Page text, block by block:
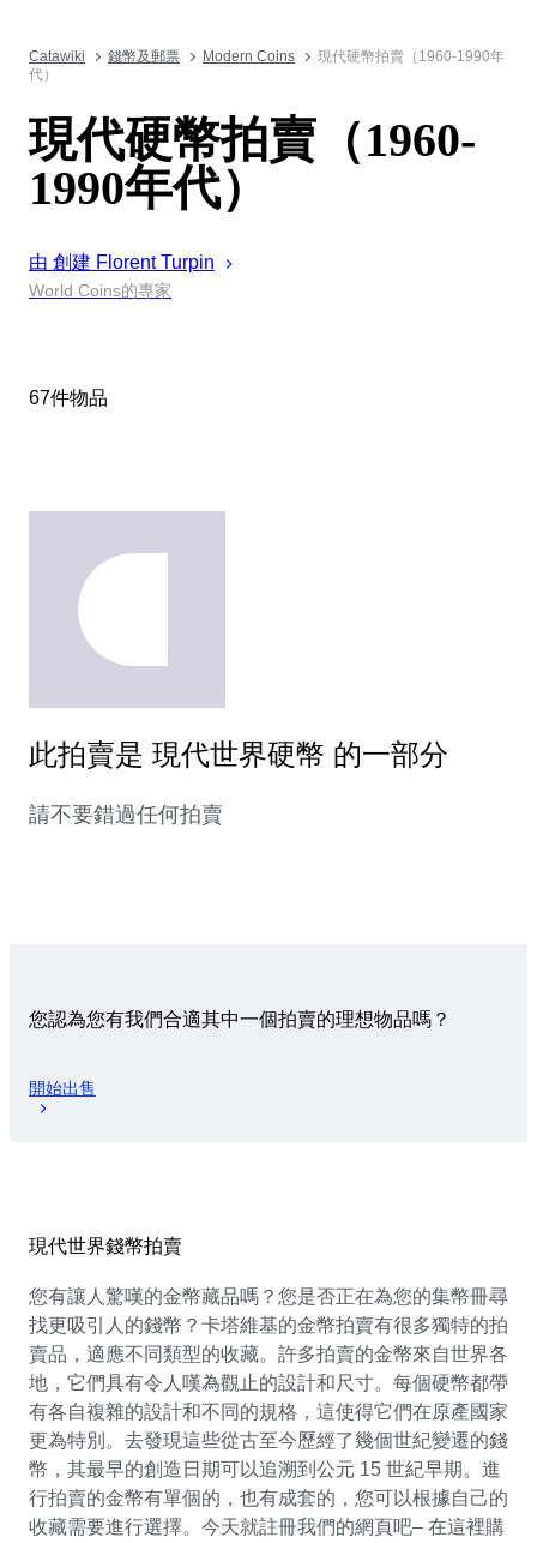
Catawiki 錢幣及郵票 Modern Coins
現代硬幣拍賣（1960-1990年
代）
現代硬幣拍賣（1960-
1990年代）
由 創建 FlorentTurpin
World Coins的專家
67件物品
此拍賣是 現代世界硬幣 的一部分
請不要錯過任何拍賣
您認為您有我們合適其中一個拍賣的理想物品嗎？
開始出售
現代世界錢幣拍賣
您有讓人驚嘆的金幣藏品嗎？您是否正在為您的集幣冊尋
找更吸引人的錢幣？卡塔維基的金幣拍賣有很多獨特的拍
賣品，適應不同類型的收藏。許多拍賣的金幣來自世界各
地，它們具有令人嘆為觀止的設計和尺寸。每個硬幣都帶
有各自複雜的設計和不同的規格，這使得它們在原產國家
更為特別。去發現這些從古至今歷經了幾個世紀變遷的錢
幣，其最早的創造日期可以追溯到公元 15 世紀早期。進
行拍賣的金幣有單個的，也有成套的，您可以根據自己的
收藏需要進行選擇。今天就註冊我們的網頁吧– 在這裡購